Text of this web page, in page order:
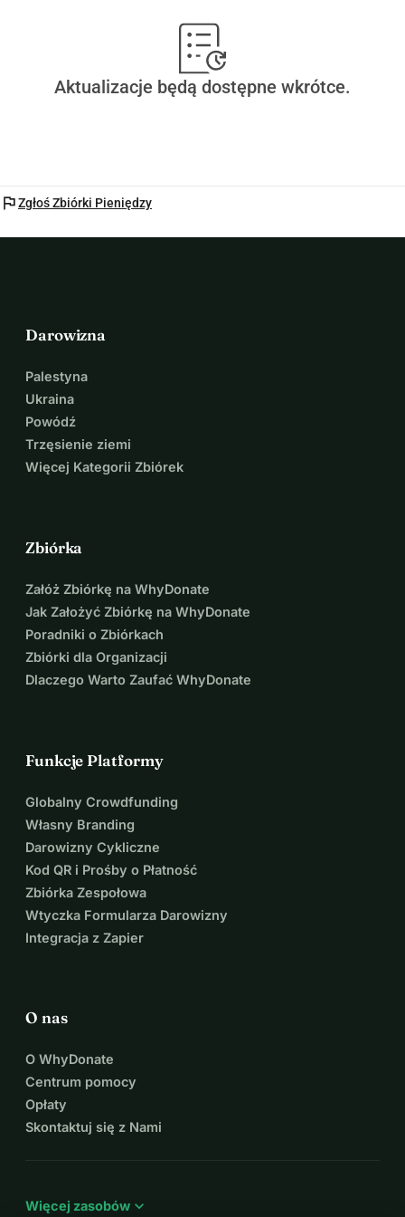
Aktualizacje będą dostępne wkrótce.
flagZgłoś Zbiórki Pieniędzy
Darowizna
Palestyna
Ukraina
Powódź
Trzęsienie ziemi
Więcej Kategorii Zbiórek
Zbiórka
Załóż Zbiórkę na WhyDonate
Jak Założyć Zbiórkę na WhyDonate
Poradniki o Zbiórkach
Zbiórki dla Organizacji
Dlaczego Warto Zaufać WhyDonate
Funkcje Platformy
Globalny Crowdfunding
Własny Branding
Darowizny Cykliczne
Kod QR i Prośby o Płatność
Zbiórka Zespołowa
Wtyczka Formularza Darowizny
Integracja z Zapier
O nas
O WhyDonate
Centrum pomocy
Opłaty
Skontaktuj się z Nami
Więcej zasobów expand_more